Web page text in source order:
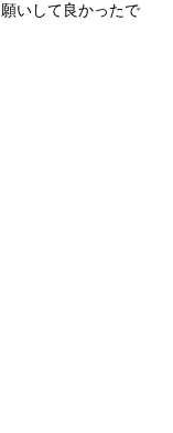
いして良かったで